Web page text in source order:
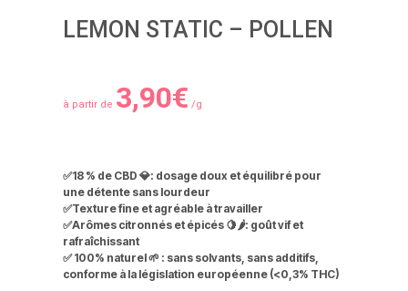
LEMON STATIC – POLLEN
à partir de 3,90€ /g
✅18 % de CBD 💎: dosage doux et équilibré pour
une détente sans lourdeur
✅Texture fine et agréable à travailler
✅Arômes citronnés et épicés 🍋🌶️: goût vif et
rafraîchissant
✅100% naturel 🌱 : sans solvants, sans additifs,
conforme à la législation européenne (<0,3% THC)